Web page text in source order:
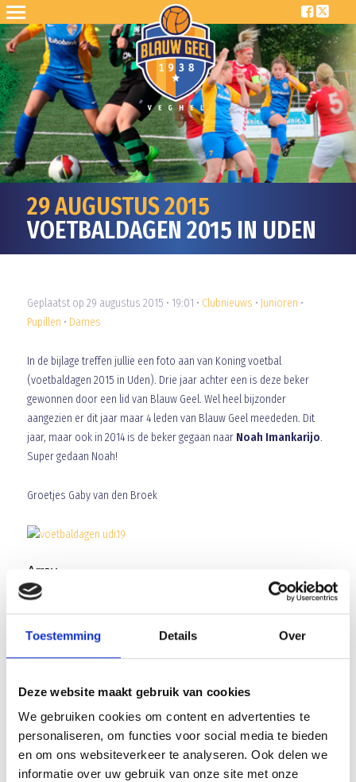
Toestemming Details Over
Deze website maakt gebruik van cookies
We gebruiken cookies om content en advertenties te
personaliseren, om functies voor social media te bieden
en om ons websiteverkeer te analyseren. Ook delen we
informatie over uw gebruik van onze site met onze
29 AUGUSTUS 2015
VOETBALDAGEN 2015 IN UDEN
Geplaatst op 29 augustus 2015 • 19:01 • Clubnieuws • Junioren •
Pupillen • Dames
In de bijlage treffen jullie een foto aan van Koning voetbal
(voetbaldagen 2015 in Uden). Drie jaar achter een is deze beker
gewonnen door een lid van Blauw Geel. Wel heel bijzonder
aangezien er dit jaar maar 4 leden van Blauw Geel meededen. Dit
jaar, maar ook in 2014 is de beker gegaan naar Noah Imankarijo.
Super gedaan Noah!
Groetjes Gaby van den Broek
Array
Twitter
Win je eigen Aquarius krat
AANMELDEN LID